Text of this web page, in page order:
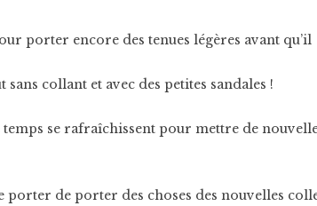
porter encore des tenues légères avant
sans collant et avec des petites sandales !
temps se rafraîchissent pour mettre de
porter de porter des choses des nouvelles